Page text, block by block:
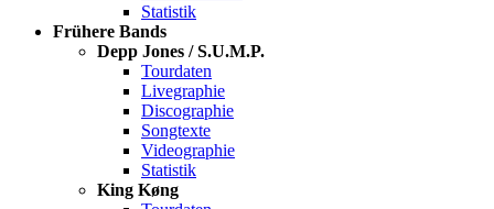
Statistik
Frühere Bands
Depp Jones / S.U.M.P.
Tourdaten
Livegraphie
Discographie
Songtexte
Videographie
Statistik
King Køng